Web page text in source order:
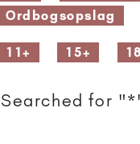
Ordbogsopslag
11+ 15+
Searched for